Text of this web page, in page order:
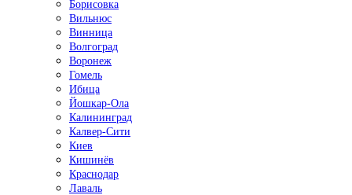
Борисовка
Вильнюс
Винница
Волгоград
Воронеж
Гомель
Ибица
Йошкар-Ола
Калининград
Калвер-Сити
Киев
Кишинёв
Краснодар
Лаваль